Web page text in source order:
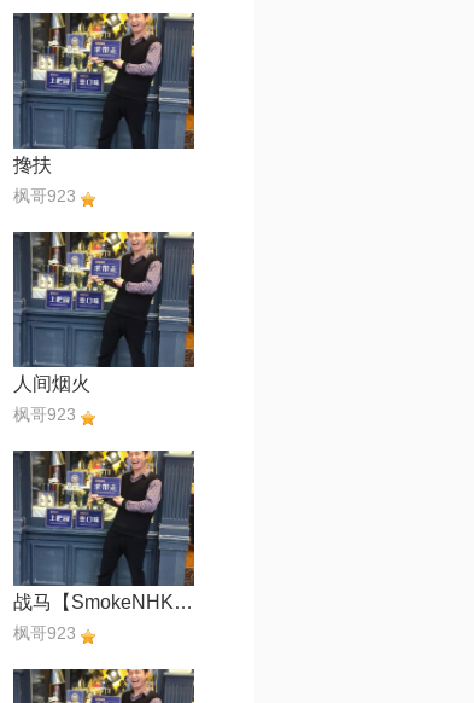
搀扶
枫哥923
人间烟火
枫哥923
战马【SmokeNHK13號】
枫哥923